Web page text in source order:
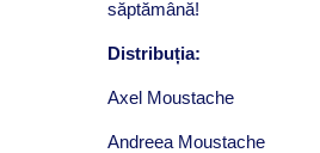
săptămână!
Distribuția:
Axel Moustache
Andreea Moustache